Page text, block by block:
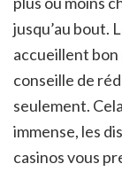
jusqu’au bout.
accueillent bon
conseille de
seulement.
immense, les
casinos vous